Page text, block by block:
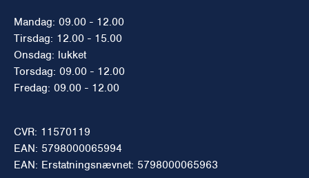
Mandag: 09.00 - 12.00
Tirsdag: 12.00 - 15.00
Onsdag: lukket
Torsdag: 09.00 - 12.00
Fredag: 09.00 - 12.00
CVR: 11570119
EAN: 5798000065994
EAN: Erstatningsnævnet: 5798000065963